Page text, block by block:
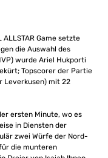
Game setzte
die Auswahl des
wurde Ariel Hukporti
Topscorer der Partie
Leverkusen) mit 22
ersten Minute, wo es
in Diensten der
zwei Würfe der Nord-
die munteren